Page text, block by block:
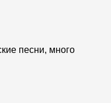
песни, много